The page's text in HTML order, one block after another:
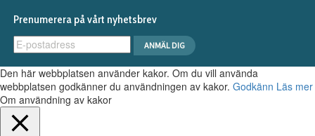
Prenumerera på vårt nyhetsbrev
Den här webbplatsen använder kakor. Om du vill använda
webbplatsen godkänner du användningen av kakor. Godkänn Läs mer
Om användning av kakor